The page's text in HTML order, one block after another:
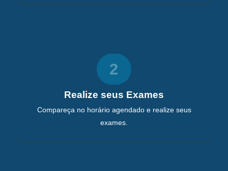
2
Realize seus Exames
Compareça no horário agendado e realize seus
exames.